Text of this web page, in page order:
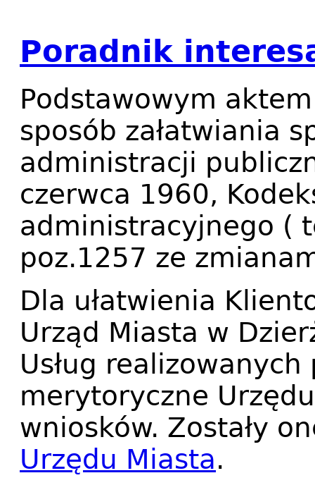
Poradnik
Podstawowym
sposób załatwiania
administracji
czerwca 1960,
administracyjnego (
poz.1257 ze
Dla ułatwienia
Urząd Miasta w
Usług
merytoryczne
wniosków. Zostały
Urzędu Miasta.